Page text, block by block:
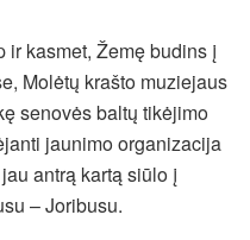
kasmet, Žemę budins į
Molėtų krašto muziejaus
senovės baltų tikėjimo
jaunimo organizacija
antrą kartą siūlo į
– Joribusu.